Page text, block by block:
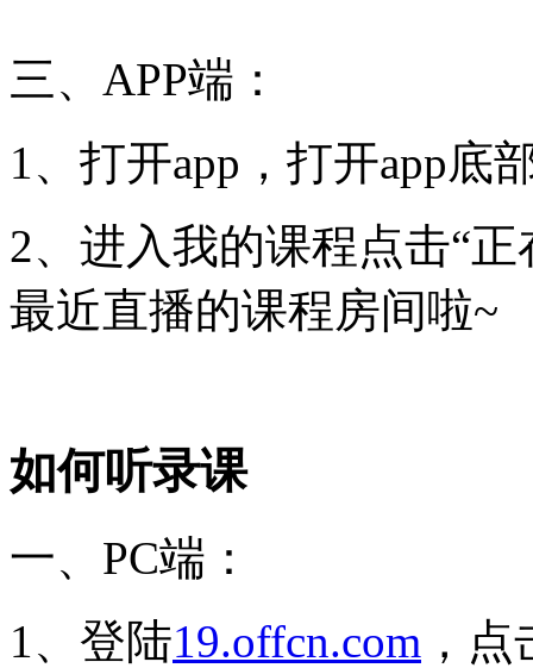
三、APP端：
1、打开app，打开app底
2、进入我的课程点击“
最近直播的课程房间啦~
如何听录课
一、PC端：
1、登陆19.offcn.com ，